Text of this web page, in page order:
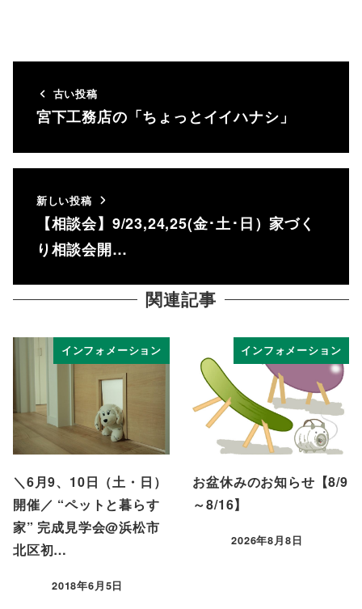
古い投稿
宮下工務店の「ちょっとイイハナシ」
新しい投稿
【相談会】9/23,24,25(金･土･日）家づく
り相談会開…
関連記事
インフォメーション
＼6月9、10日（土・日）
開催／ “ペットと暮らす
家” 完成見学会@浜松市
北区初…
投稿日
2018年6月5日
インフォメーション
お盆休みのお知らせ【8/9
～8/16】
投稿日
2026年8月8日